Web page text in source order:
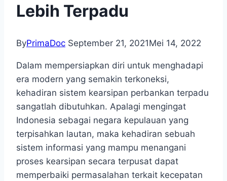
Lebih Terpadu
ByPrimaDoc September 21, 2021Mei 14, 2022
Dalam mempersiapkan diri untuk menghadapi
era modern yang semakin terkoneksi,
kehadiran sistem kearsipan perbankan terpadu
sangatlah dibutuhkan. Apalagi mengingat
Indonesia sebagai negara kepulauan yang
terpisahkan lautan, maka kehadiran sebuah
sistem informasi yang mampu menangani
proses kearsipan secara terpusat dapat
memperbaiki permasalahan terkait kecepatan